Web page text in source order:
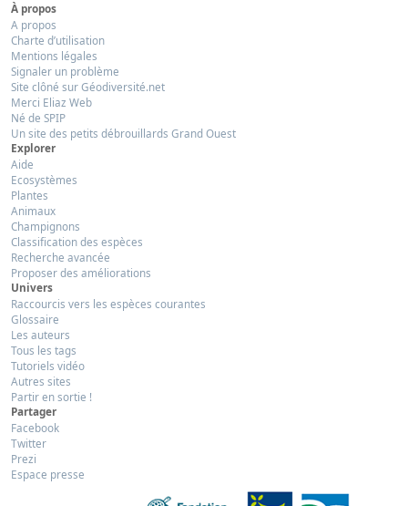
À propos
A propos
Charte d’utilisation
Mentions légales
Signaler un problème
Site clôné sur Géodiversité.net
Merci Eliaz Web
Né de SPIP
Un site des petits débrouillards Grand Ouest
Explorer
Aide
Ecosystèmes
Plantes
Animaux
Champignons
Classification des espèces
Recherche avancée
Proposer des améliorations
Univers
Raccourcis vers les espèces courantes
Glossaire
Les auteurs
Tous les tags
Tutoriels vidéo
Autres sites
Partir en sortie !
Partager
Facebook
Twitter
Prezi
Espace presse